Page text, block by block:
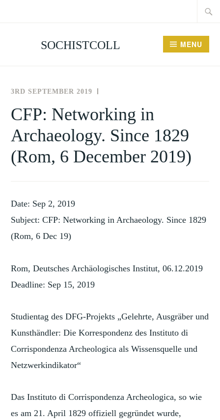
SOCHISTCOLL MENU
3RD SEPTEMBER 2019
FOR
THE
OF
EVENTS
CFP: Networking in
Archaeology. Since 1829
(Rom, 6 December 2019)
Date: Sep 2, 2019
Subject: CFP: Networking in Archaeology. Since 1829
(Rom, 6 Dec 19)
Rom, Deutsches Archäologisches Institut, 06.12.2019
Deadline: Sep 15, 2019
Studientag des DFG-Projekts „Gelehrte, Ausgräber und
Kunsthändler: Die Korrespondenz des Instituto di
Corrispondenza Archeologica als Wissensquelle und
Netzwerkindikator“
Das Instituto di Corrispondenza Archeologica, so wie
es am 21. April 1829 offiziell gegründet wurde,